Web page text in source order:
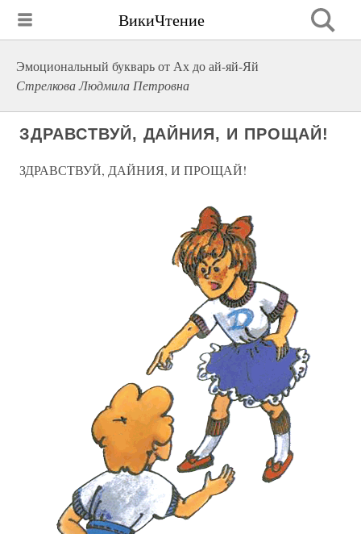
ВикиЧтение
Эмоциональный букварь от Ах до ай-яй-Яй
Стрелкова Людмила Петровна
ЗДРАВСТВУЙ, ДАЙНИЯ, И ПРОЩАЙ!
ЗДРАВСТВУЙ, ДАЙНИЯ, И ПРОЩАЙ!